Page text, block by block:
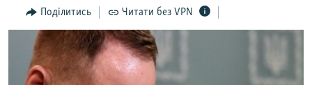
Перейти
до
пошуку
ПОГЛЯД
ІНТЕРВ'Ю
ВСЕ ЗА ДЕНЬ
Поділитись Читати без VPN